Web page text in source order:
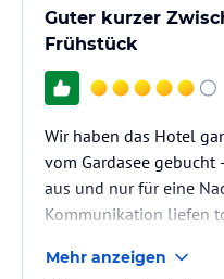
verbindlichen
Guter kurzer
Frühstück
Wir haben das Hotel
vom Gardasee
aus und nur für eine
Kommunikation liefen
Nachbarschaft am Hof
Mehr anzeigen